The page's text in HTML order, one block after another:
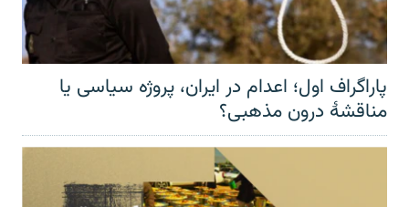
پاراگراف اول؛ اعدام در ایران، پروژه سیاسی یا
مناقشهٔ درون مذهبی؟